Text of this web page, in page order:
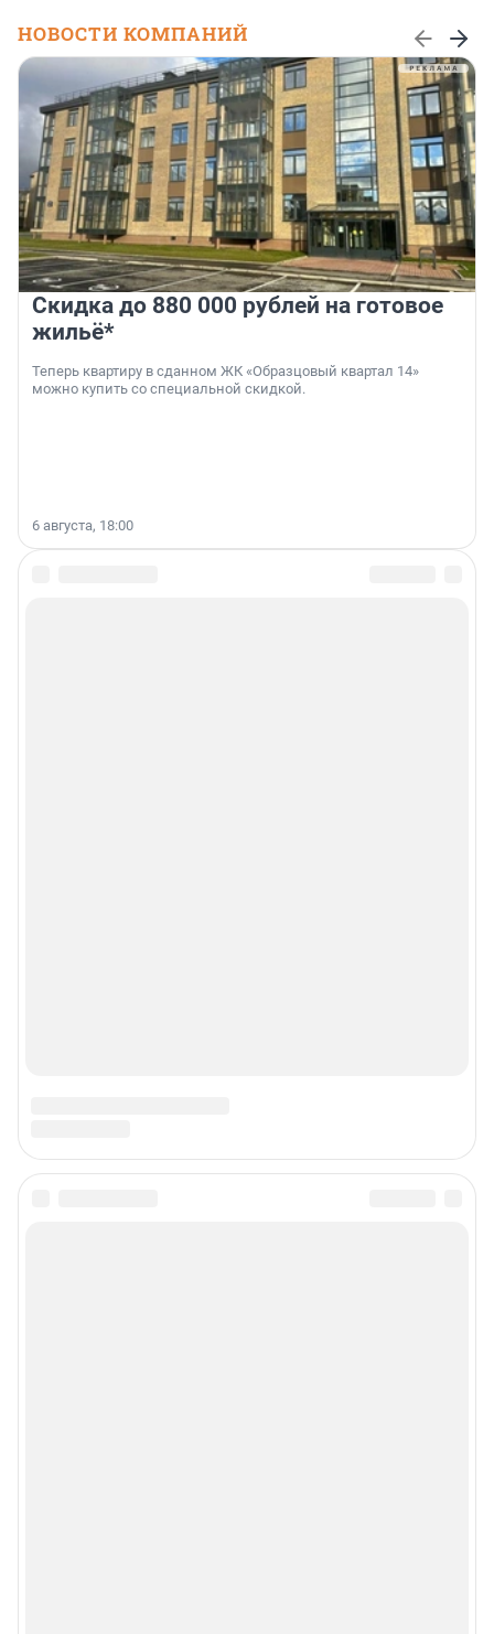
НОВОСТИ КОМПАНИЙ
Скидка до 880 000 рублей на готовое
жильё*
Теперь квартиру в сданном ЖК «Образцовый квартал 14»
можно купить со специальной скидкой.
6 августа, 18:00